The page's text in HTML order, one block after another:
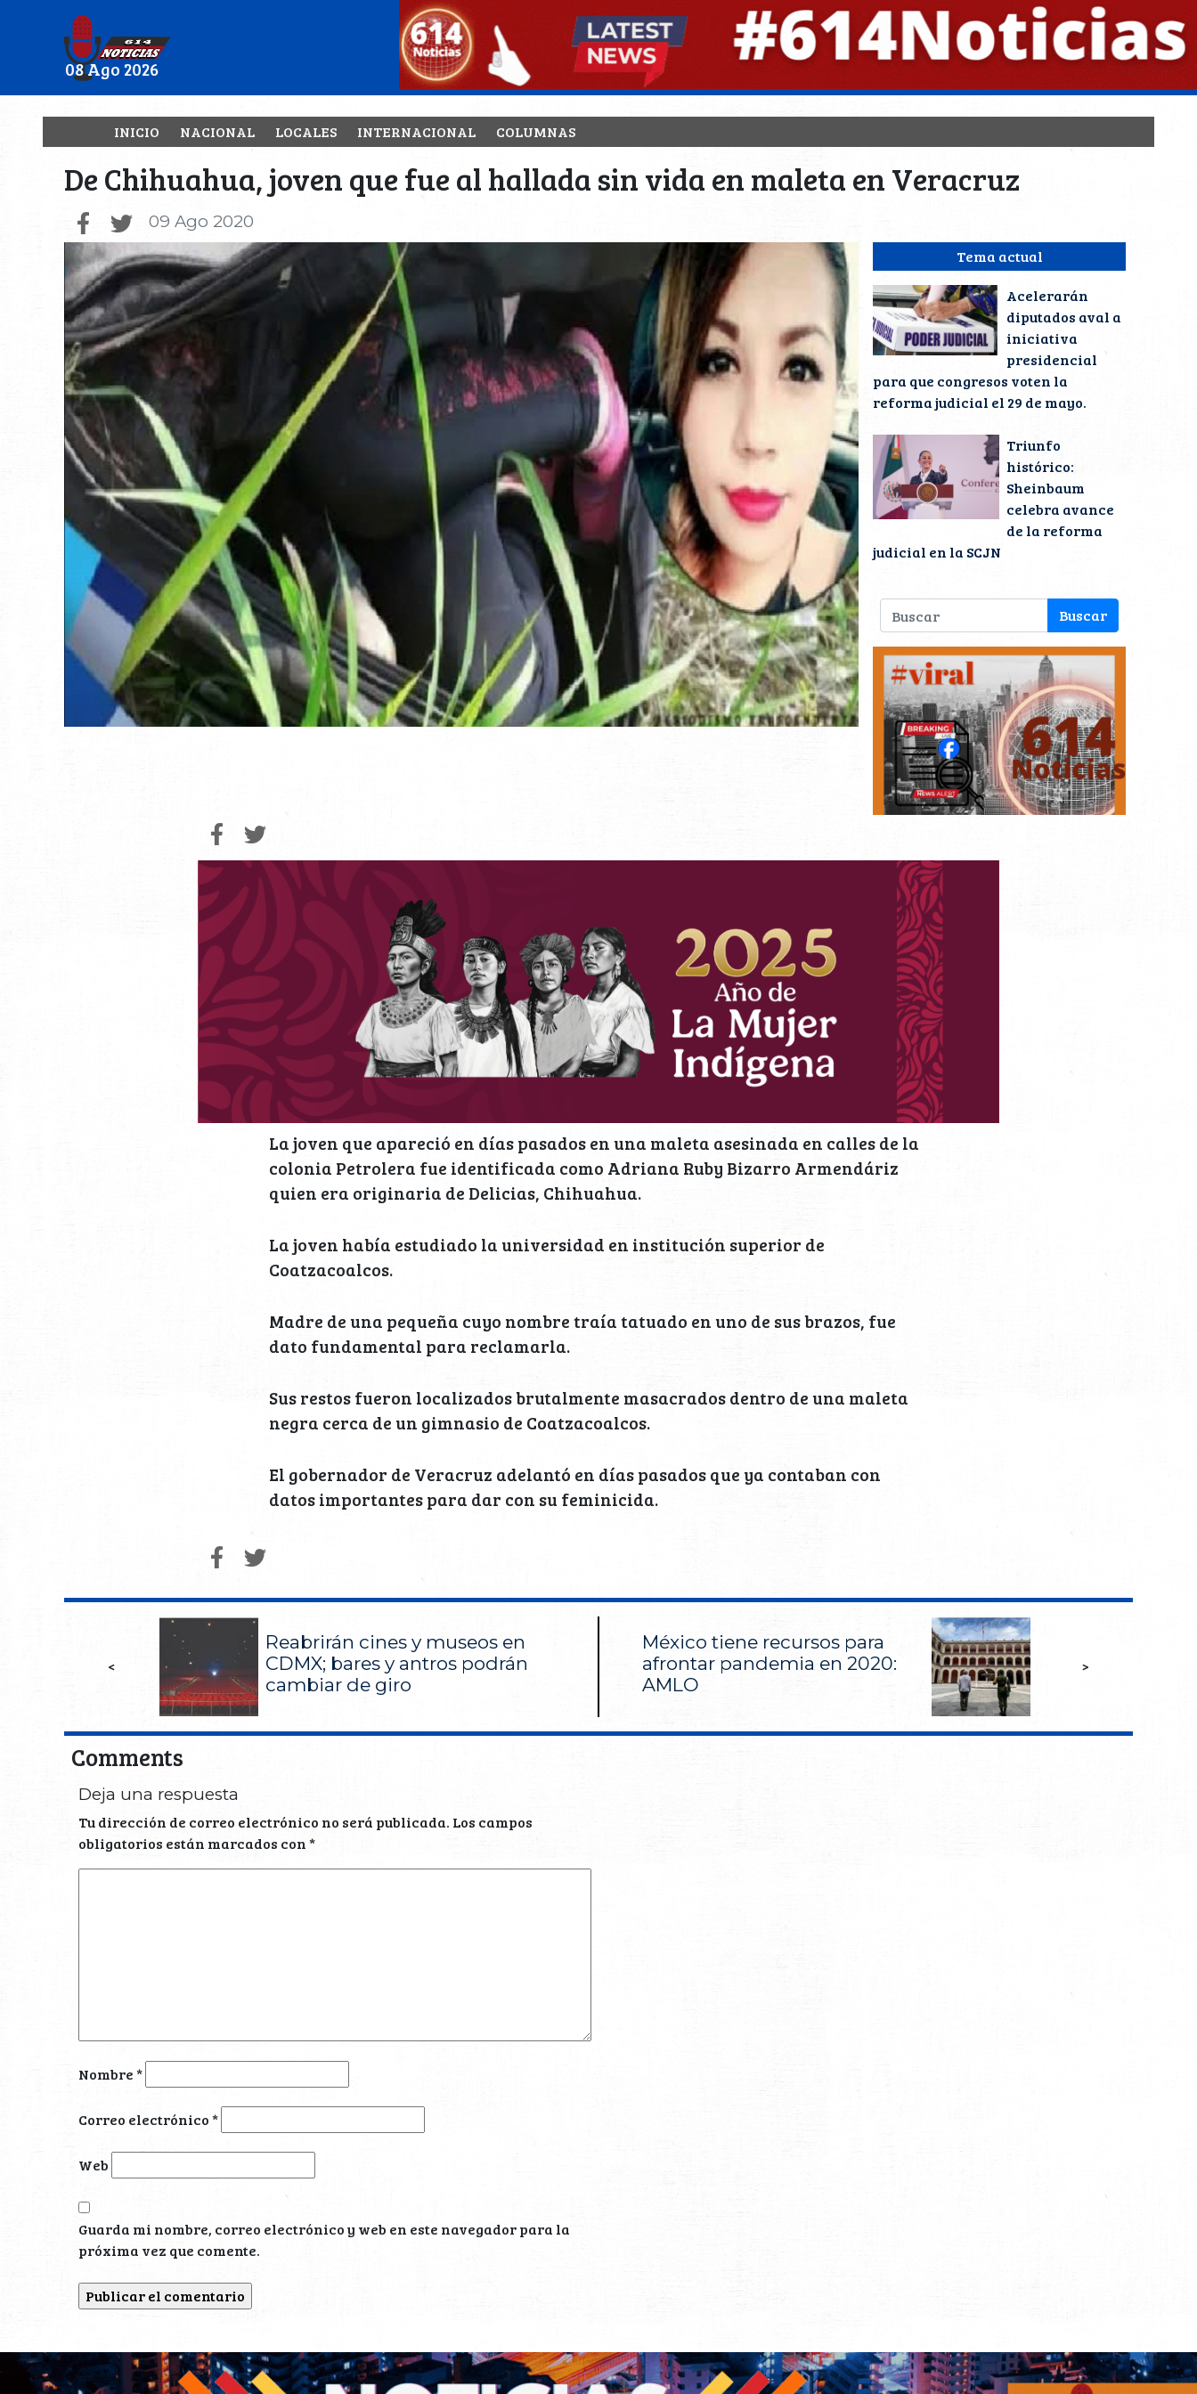
08 Ago 2026
INICIO NACIONAL LOCALES INTERNACIONAL COLUMNAS
De Chihuahua, joven que fue al hallada sin vida en maleta en Veracruz
09 Ago 2020
Tema actual
Acelerarán
diputados aval a
iniciativa
presidencial
para que congresos voten la
reforma judicial el 29 de mayo.
Triunfo
histórico:
Sheinbaum
celebra avance
de la reforma
judicial en la SCJN
La joven que apareció en días pasados en una maleta asesinada en calles de la
colonia Petrolera fue identificada como Adriana Ruby Bizarro Armendáriz
quien era originaria de Delicias, Chihuahua.
La joven había estudiado la universidad en institución superior de
Coatzacoalcos.
Madre de una pequeña cuyo nombre traía tatuado en uno de sus brazos, fue
dato fundamental para reclamarla.
Sus restos fueron localizados brutalmente masacrados dentro de una maleta
negra cerca de un gimnasio de Coatzacoalcos.
El gobernador de Veracruz adelantó en días pasados que ya contaban con
datos importantes para dar con su feminicida.
<
Reabrirán cines y museos en
CDMX; bares y antros podrán
cambiar de giro
México tiene recursos para
afrontar pandemia en 2020:
AMLO
>
Comments
Deja una respuesta
Tu dirección de correo electrónico no será publicada. Los campos
obligatorios están marcados con*
Nombre*
Correo electrónico*
Web
Guarda mi nombre, correo electrónico y web en este navegador para la
próxima vez que comente.